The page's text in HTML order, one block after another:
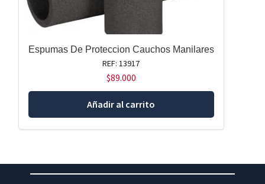
Espumas De Proteccion Cauchos Manilares
REF: 13917
$89.000
Añadir al carrito